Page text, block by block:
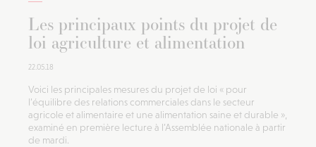
Les principaux points du projet de
loi agriculture et alimentation
22.05.18
Voici les principales mesures du projet de loi « pour
l’équilibre des relations commerciales dans le secteur
agricole et alimentaire et une alimentation saine et durable »,
examiné en première lecture à l’Assemblée nationale à partir
de mardi.